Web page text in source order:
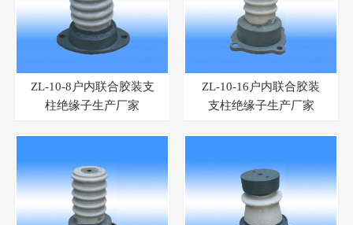
ZL-10-8户内联合胶装支
柱绝缘子生产厂家
ZL-10-16户内联合胶装
支柱绝缘子生产厂家